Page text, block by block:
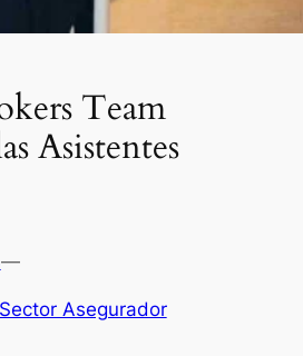
Team
Asistentes
—
Asegurador